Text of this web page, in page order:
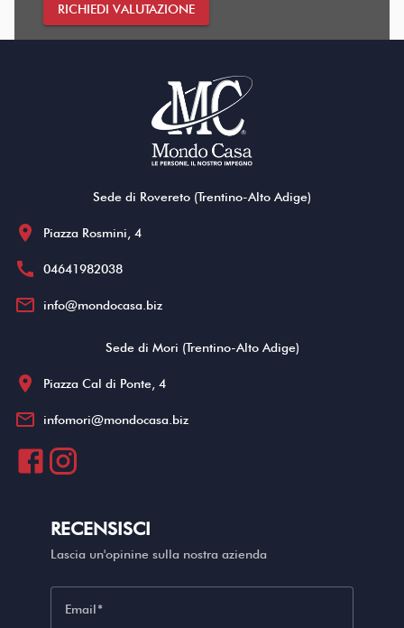
RICHIEDI VALUTAZIONE
Sede di Rovereto (Trentino-Alto Adige)
location_on Piazza Rosmini, 4
call 04641982038
mail_outline info@mondocasa.biz
Sede di Mori (Trentino-Alto Adige)
location_on Piazza Cal di Ponte, 4
mail_outline infomori@mondocasa.biz
RECENSISCI
Lascia un'opinine sulla nostra azienda
Email